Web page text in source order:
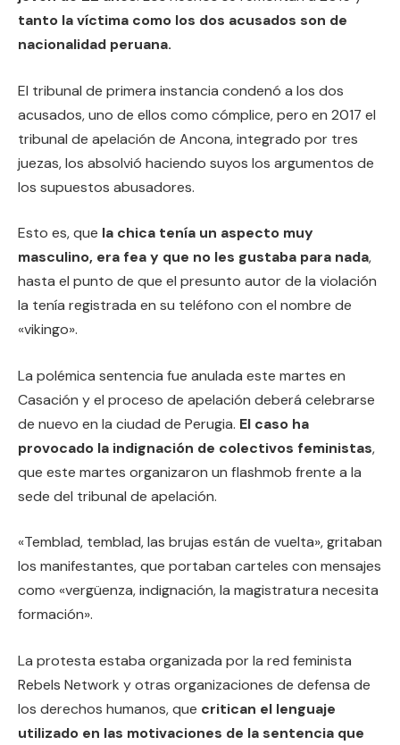
tanto la víctima como los dos acusados son de
nacionalidad peruana.
El tribunal de primera instancia condenó a los dos
acusados, uno de ellos como cómplice, pero en 2017 el
tribunal de apelación de Ancona, integrado por tres
juezas, los absolvió haciendo suyos los argumentos de
los supuestos abusadores.
Esto es, que la chica tenía un aspecto muy
masculino, era fea y que no les gustaba para nada,
hasta el punto de que el presunto autor de la violación
la tenía registrada en su teléfono con el nombre de
«vikingo».
La polémica sentencia fue anulada este martes en
Casación y el proceso de apelación deberá celebrarse
de nuevo en la ciudad de Perugia. El caso ha
provocado la indignación de colectivos feministas,
que este martes organizaron un flashmob frente a la
sede del tribunal de apelación.
«Temblad, temblad, las brujas están de vuelta», gritaban
los manifestantes, que portaban carteles con mensajes
como «vergüenza, indignación, la magistratura necesita
formación».
La protesta estaba organizada por la red feminista
Rebels Network y otras organizaciones de defensa de
los derechos humanos, que critican el lenguaje
utilizado en las motivaciones de la sentencia que